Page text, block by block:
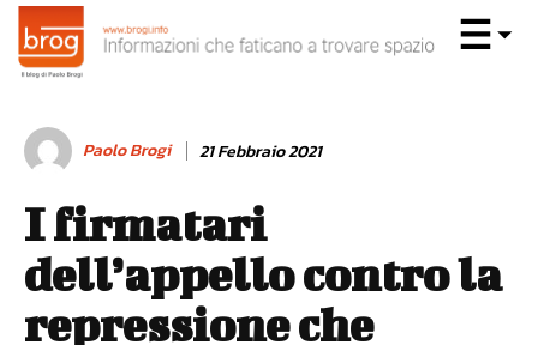
Paolo Brogi 21 Febbraio 2021
I firmatari
dell’appello contro la
repressione che